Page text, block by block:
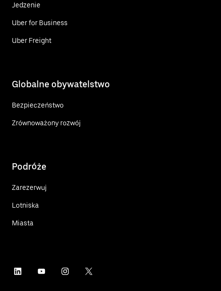
Jedzenie
Uber for Business
Uber Freight
Globalne obywatelstwo
Bezpieczeństwo
Zrównoważony rozwój
Podróże
Zarezerwuj
Lotniska
Miasta